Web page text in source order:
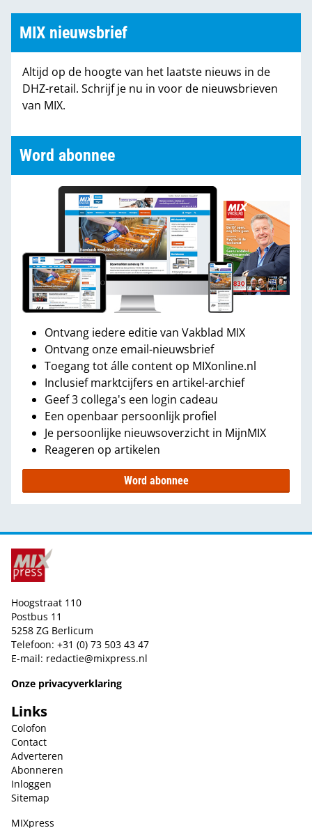
MIX nieuwsbrief
Altijd op de hoogte van het laatste nieuws in de
DHZ-retail. Schrijf je nu in voor de nieuwsbrieven
van MIX.
Word abonnee
Ontvang iedere editie van Vakblad MIX
Ontvang onze email-nieuwsbrief
Toegang tot álle content op MIXonline.nl
Inclusief marktcijfers en artikel-archief
Geef 3 collega's een login cadeau
Een openbaar persoonlijk profiel
Je persoonlijke nieuwsoverzicht in MijnMIX
Reageren op artikelen
Word abonnee
Hoogstraat 110
Postbus 11
5258 ZG Berlicum
Telefoon: +31 (0) 73 503 43 47
E-mail: redactie@mixpress.nl
Onze privacyverklaring
Links
Colofon
Contact
Adverteren
Abonneren
Inloggen
Sitemap
MIXpress